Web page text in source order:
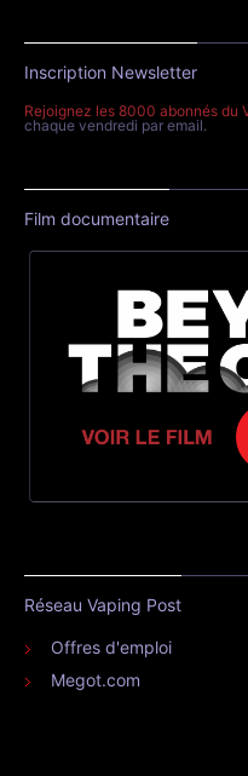
Inscription Newsletter
Rejoignez les 8000 abonnés du
chaque vendredi par email.
Film documentaire
Réseau Vaping Post
Offres d'emploi
Megot.com